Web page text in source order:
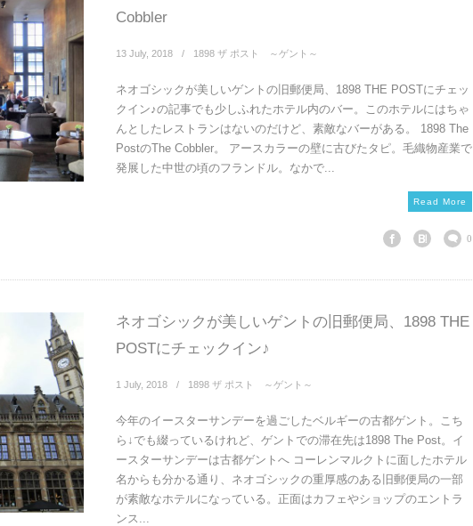
Cobbler
13 July, 2018 1898 ザ ポスト ～ゲント～
ネオゴシックが美しいゲントの旧郵便局、1898 THE POSTにチェッ
クイン♪の記事でも少しふれたホテル内のバー。このホテルにはちゃ
んとしたレストランはないのだけど、素敵なバーがある。 1898 The
PostのThe Cobbler。 アースカラーの壁に古びたタピ。毛織物産業で
発展した中世の頃のフランドル。なかで...
Read More
0
ネオゴシックが美しいゲントの旧郵便局、1898 THE
POSTにチェックイン♪
1 July, 2018 1898 ザ ポスト ～ゲント～
今年のイースターサンデーを過ごしたベルギーの古都ゲント。こち
ら↓でも綴っているけれど、ゲントでの滞在先は1898 The Post。イ
ースターサンデーは古都ゲントへ コーレンマルクトに面したホテル
名からも分かる通り、ネオゴシックの重厚感のある旧郵便局の一部
が素敵なホテルになっている。正面はカフェやショップのエントラ
ンス...